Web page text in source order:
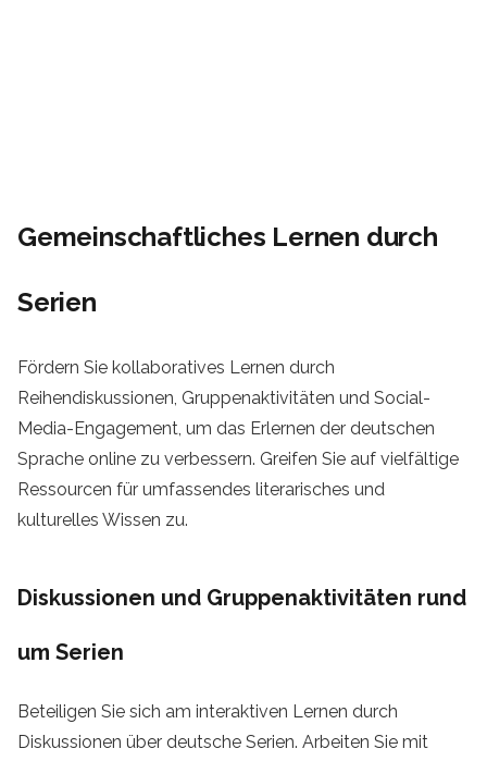
Gemeinschaftliches Lernen durch
Serien
Fördern Sie kollaboratives Lernen durch
Reihendiskussionen, Gruppenaktivitäten und Social-
Media-Engagement, um das Erlernen der deutschen
Sprache online zu verbessern. Greifen Sie auf vielfältige
Ressourcen für umfassendes literarisches und
kulturelles Wissen zu.
Diskussionen und Gruppenaktivitäten rund
um Serien
Beteiligen Sie sich am interaktiven Lernen durch
Diskussionen über deutsche Serien. Arbeiten Sie mit